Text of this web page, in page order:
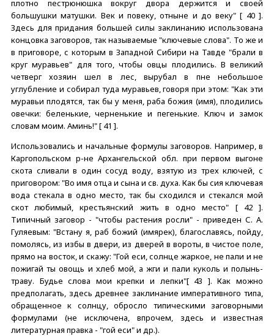
плотно пестрюнюшка вокруг двора держится и своей
большушки матушки. Век и повеку, отныне и до веку" [ 40 ].
Здесь для придания большей силы заклинанию использована
концовка заговоров, так называемые "ключевые слова". То же и
в приговоре, с которым в Западной Сибири на Тавде "брали в
круг муравьев" для того, чтобы овцы плодились. В великий
четверг хозяин шел в лес, вырубал в пне небольшое
углубление и собирал туда муравьев, говоря при этом: "Как эти
муравьи плодятся, так бы у меня, раба божия (имя), плодились
овечки: беленькие, черненькие и пегенькие. Ключ и замок
словам моим. Аминь!" [ 41 ].
Использовались и начальные формулы заговоров. Например, в
Каргопольском р-не Архангельской обл. при первом выгоне
скота сливали в один сосуд воду, взятую из трех ключей, с
приговором: "Во имя отца и сына и св. духа. Как бы сия ключевая
вода стекала в одно место, так бы сходился и стекался мой
скот любимый, крестьянский жить в одно место" [ 42 ].
Типичный заговор - "чтобы растения росли" - приведен С. А.
Гуляевым: "Встану я, раб божий (имярек), благославясь, пойду,
помолясь, из избы в двери, из дверей в вороты, в чистое поле,
прямо на восток, и скажу: "Гой еси, солнце жаркое, не пали и не
пожигай ты овощь и хлеб мой, а жги и пали куколь и полынь-
траву. Будье слова мои крепки и лепки"[ 43 ]. Как можно
предполагать, здесь древнее заклинание императивного типа,
обращенное к солнцу, обросло типическими заговорными
формулами (не исключена, впрочем, здесь и известная
литературная правка - "гой еси" и др.).